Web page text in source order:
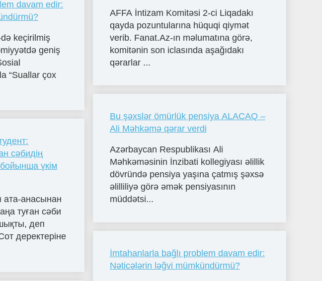
davam edir:
keçirilmiş
geniş
“Suallar çox
сәбидің
бойынша үкім
ата-анасынан
туған сәби
деп
деректеріне
AFFA İntizam Komitəsi 2-ci Liqadakı
qayda pozuntularına hüquqi qiymət
verib. Fanat.Az-ın məlumatına görə,
komitənin son iclasında aşağıdakı
qərarlar ...
Bu şəxslər ömürlük pensiya ALACAQ –
Ali Məhkəmə qərar verdi
Azərbaycan Respublikası Ali
Məhkəməsinin İnzibati kollegiyası əlillik
dövründə pensiya yaşına çatmış şəxsə
əlilliliyə görə əmək pensiyasının
müddətsi...
İmtahanlarla bağlı problem davam edir:
Nəticələrin ləğvi mümkündürmü?